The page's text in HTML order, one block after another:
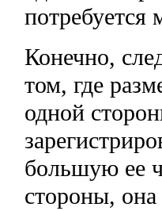
Конечно,
том, где
одной
большую ее
стороны,